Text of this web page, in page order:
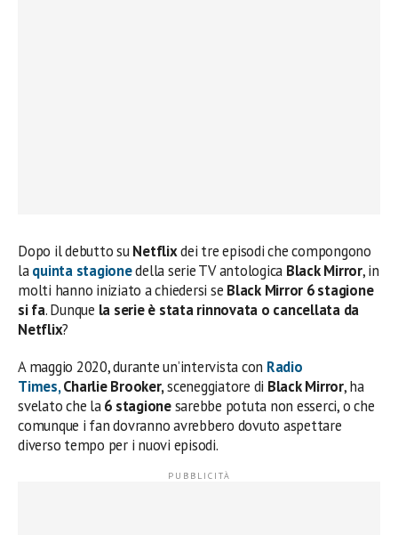
Dopo il debutto suNetflixdei tre episodi che compongono
laquinta stagionedella serie TV antologica Black Mirror, in
molti hanno iniziato a chiedersi se Black Mirror 6 stagione
si fa. Dunque la serie è stata rinnovata o cancellata da
Netflix?
A maggio 2020, durante un’intervista con Radio
Times,Charlie Brooker,sceneggiatore di Black Mirror, ha
svelato che la6 stagionesarebbe potuta non esserci, o che
comunque i fan dovranno avrebbero dovuto aspettare
diverso tempo per i nuovi episodi.